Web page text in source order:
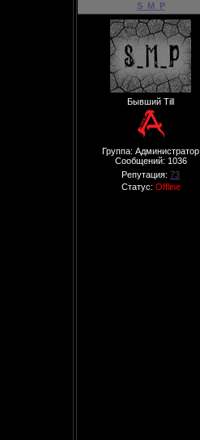
S_M_P
Бывший Till
Группа: Администратор
Сообщений: 1036
Репутация: 73
Статус: Offline